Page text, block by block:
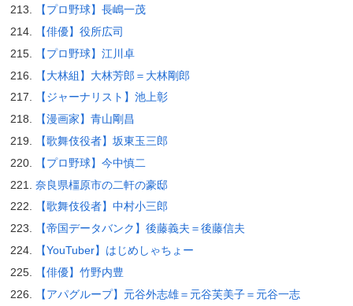
【プロ野球】長嶋一茂
【俳優】役所広司
【プロ野球】江川卓
【大林組】大林芳郎＝大林剛郎
【ジャーナリスト】池上彰
【漫画家】青山剛昌
【歌舞伎役者】坂東玉三郎
【プロ野球】今中慎二
奈良県橿原市の二軒の豪邸
【歌舞伎役者】中村小三郎
【帝国データバンク】後藤義夫＝後藤信夫
【YouTuber】はじめしゃちょー
【俳優】竹野内豊
【アパグループ】元谷外志雄＝元谷芙美子＝元谷一志